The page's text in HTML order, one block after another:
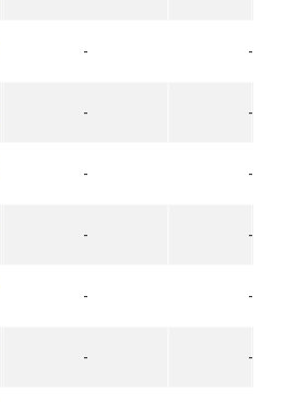
- -
- -
- -
- -
- -
- -